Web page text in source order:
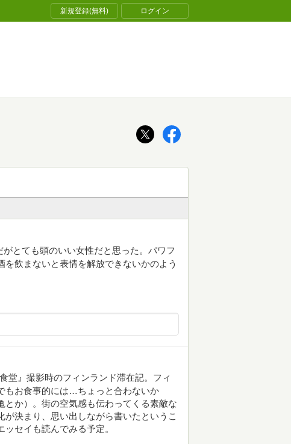
新規登録(無料) ログイン
とても頭のいい女性だと思った。パワフ
飲まないと表情を解放できないかのよう
堂』撮影時のフィンランド滞在記。フィ
もお食事的には…ちょっと合わないか
か）。街の空気感も伝わってくる素敵な
決まり、思い出しながら書いたというこ
セイも読んでみる予定。